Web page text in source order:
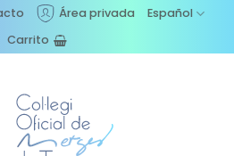
Área privada
Español
Carrito